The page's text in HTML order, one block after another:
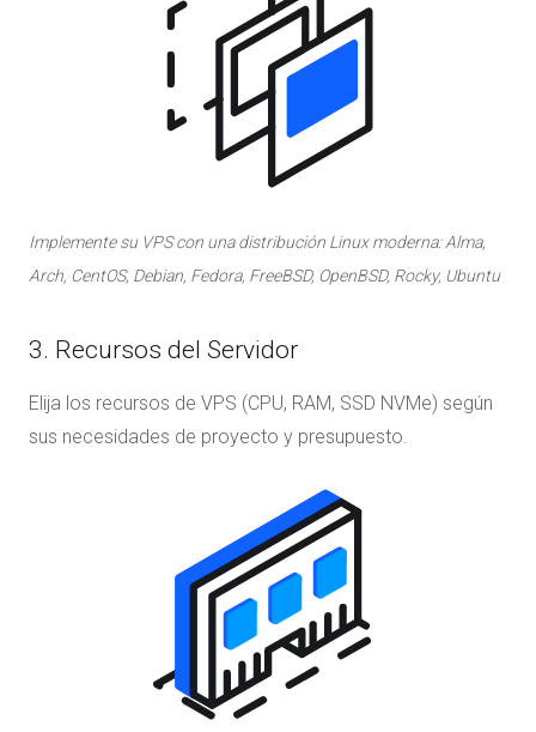
Implemente su VPS con una distribución Linux moderna: Alma,
Arch, CentOS, Debian, Fedora, FreeBSD, OpenBSD, Rocky, Ubuntu
3. Recursos del Servidor
Elija los recursos de VPS (CPU, RAM, SSD NVMe) según
sus necesidades de proyecto y presupuesto.